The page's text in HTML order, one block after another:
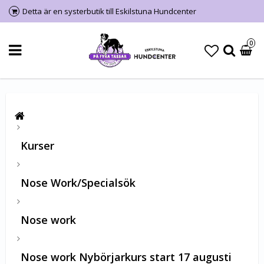
Detta är en systerbutik till Eskilstuna Hundcenter
0
Kurser
Nose Work/Specialsök
Nose work
Nose work Nybörjarkurs start 17 augusti